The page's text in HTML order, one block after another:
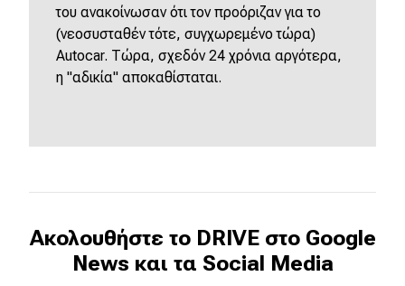
του ανακοίνωσαν ότι τον προόριζαν για το
(νεοσυσταθέν τότε, συγχωρεμένο τώρα)
Autocar. Τώρα, σχεδόν 24 χρόνια αργότερα,
η "αδικία" αποκαθίσταται.
Ακολουθήστε το DRIVE στο Google
News και τα Social Media